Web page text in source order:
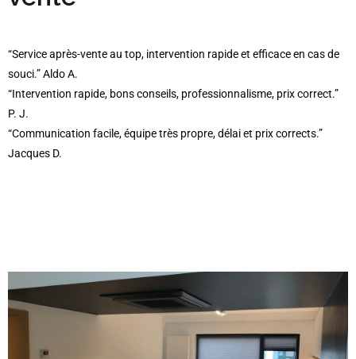
“Service après-vente au top, intervention rapide et efficace en cas de
souci.” Aldo A.
“Intervention rapide, bons conseils, professionnalisme, prix correct.”
P. J.
“Communication facile, équipe très propre, délai et prix corrects.”
Jacques D.